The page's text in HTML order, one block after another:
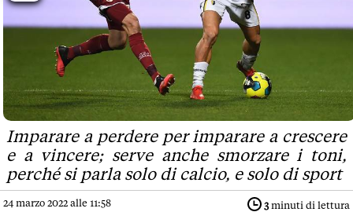
Imparare a perdere per imparare a crescere
e a vincere; serve anche smorzare i toni,
perché si parla solo di calcio, e solo di sport
24 marzo 2022 alle 11:58 3minuti di lettura